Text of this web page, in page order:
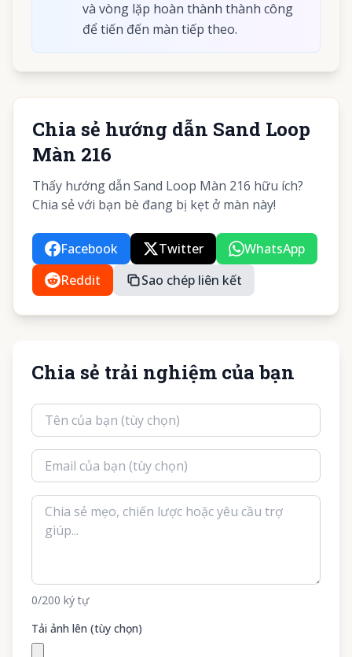
và vòng lặp hoàn thành thành công
để tiến đến màn tiếp theo.
Chia sẻ hướng dẫn Sand Loop
Màn 216
Thấy hướng dẫn Sand Loop Màn 216 hữu ích?
Chia sẻ với bạn bè đang bị kẹt ở màn này!
Facebook Twitter
WhatsApp
Reddit
Sao chép liên kết
Chia sẻ trải nghiệm của bạn
0/200 ký tự
Tải ảnh lên (tùy chọn)